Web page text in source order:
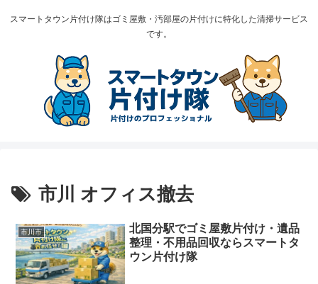
スマートタウン片付け隊はゴミ屋敷・汚部屋の片付けに特化した清掃サービス
です。
市川 オフィス撤去
市川市
北国分駅でゴミ屋敷片付け・遺品
整理・不用品回収ならスマートタ
ウン片付け隊